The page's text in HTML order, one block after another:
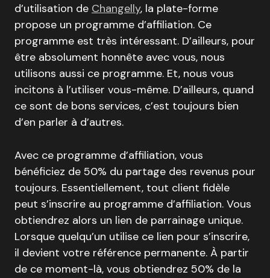
d’utilisation de Changelly, la plate-forme
propose un programme d’affiliation. Ce
programme est très intéressant. D’ailleurs, pour
être absolument honnête avec vous, nous
utilisons aussi ce programme. Et, nous vous
incitons à l’utiliser vous-même. D’ailleurs, quand
ce sont de bons services, c’est toujours bien
d’en parler à d’autres.
Avec ce programme d’affiliation, vous
bénéficiez de 50% du partage des revenus pour
toujours. Essentiellement, tout client fidèle
peut s’inscrire au programme d’affiliation. Vous
obtiendrez alors un lien de parrainage unique.
Lorsque quelqu’un utilise ce lien pour s’inscrire,
il devient votre référence permanente. À partir
de ce moment-là, vous obtiendrez 50% de la